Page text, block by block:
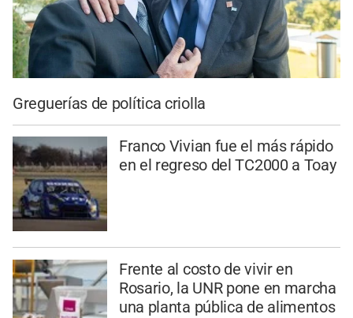
Greguerías de política criolla
Franco Vivian fue el más rápido
en el regreso del TC2000 a Toay
Frente al costo de vivir en
Rosario, la UNR pone en marcha
una planta pública de alimentos